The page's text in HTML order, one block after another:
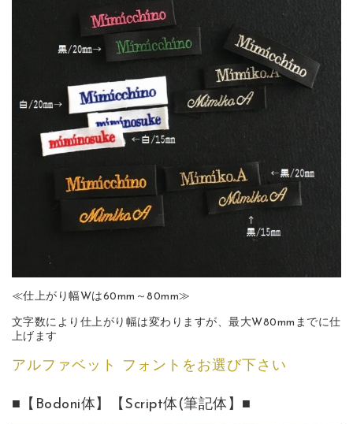
≪仕上がり幅Wは60mm～80mm≫
文字数により仕上がり幅は変わりますが、最大W80mmまでに仕
上げます
アルファベット フォントをお選び下さい
■【Bodoni体】【Script体(筆記体】■